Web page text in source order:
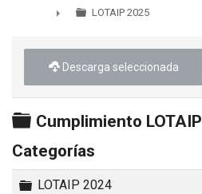
► LOTAIP 2025
Descarga seleccionada
Carpeta
Cumplimiento LOTAIP
Categorías
Carpeta
LOTAIP 2024